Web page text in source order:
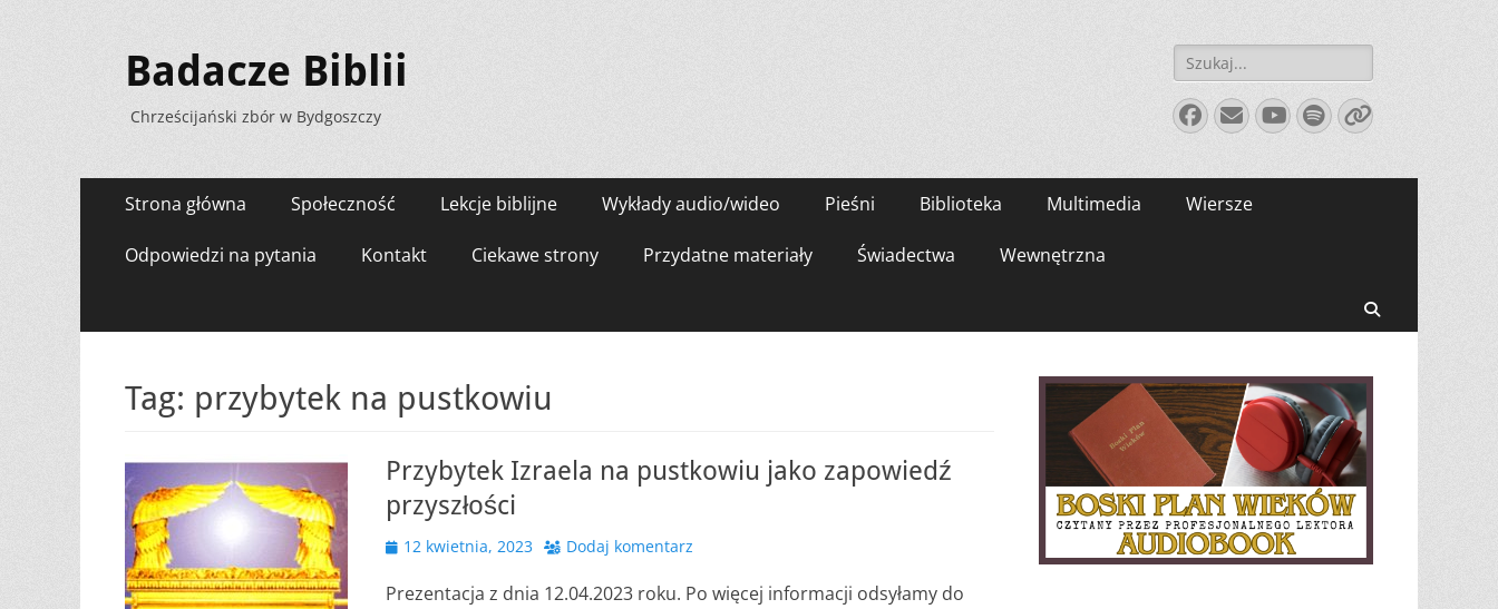
Badacze Biblii
Chrześcijański zbór w Bydgoszczy
Szukaj:
Facebook
E-
mail
YouTube
Spotify
Link
Menu
zawartości
Strona główna Społeczność Lekcje biblijne Wykłady audio/wideo Pieśni Biblioteka Multimedia Wiersze
Odpowiedzi na pytania Kontakt Ciekawe strony Przydatne materiały Świadectwa Wewnętrzna
Tag: przybytek na pustkowiu
Przybytek Izraela na pustkowiu jako zapowiedź
przyszłości
Opublikowano
12 kwietnia, 2023 Dodaj komentarz
Prezentacja z dnia 12.04.2023 roku. Po więcej informacji odsyłamy do